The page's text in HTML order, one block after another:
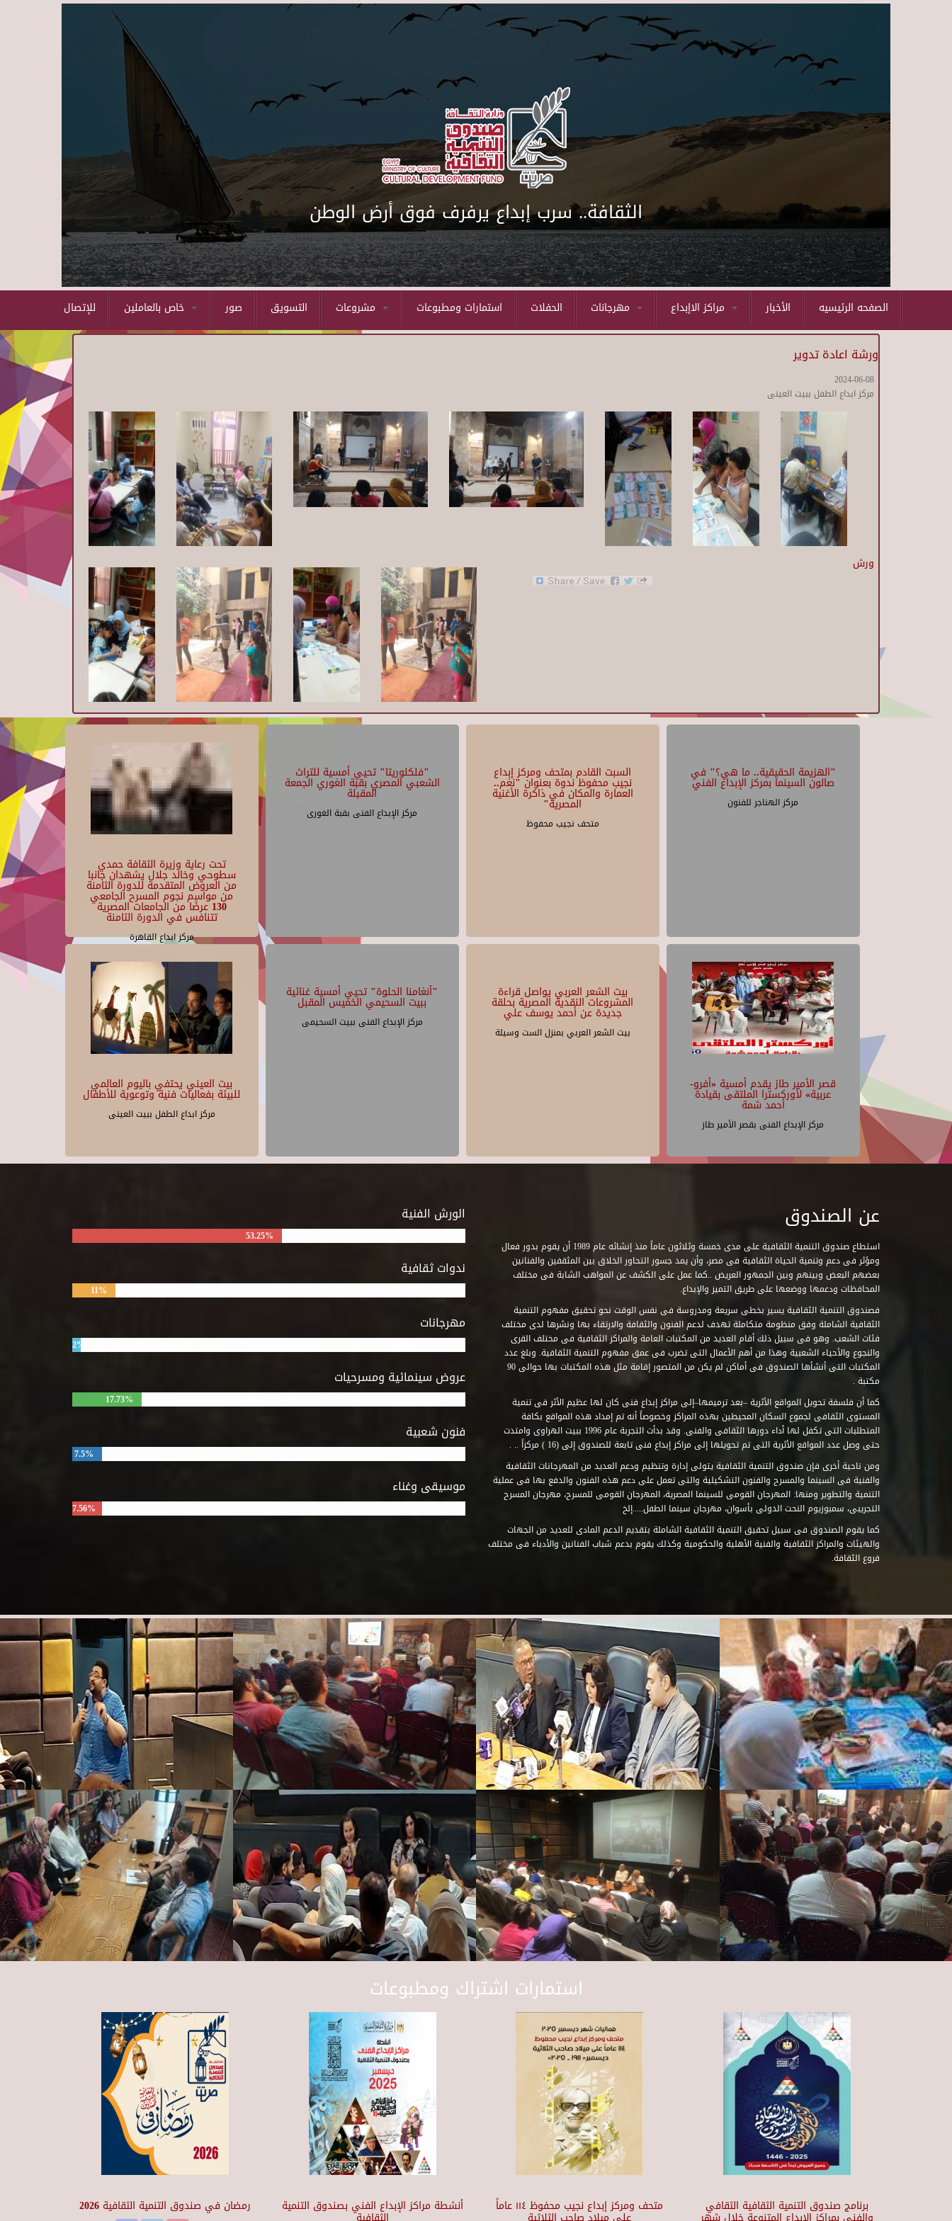
Skip to main content
الثقافة.. سرب إبداع يرفرف فوق أرض الوطن
للإتصال صور التسويق استمارات ومطبوعات الحفلات الأخبار الصفحه الرئيسيه
ورشة اعادة تدوير
2024-06-08
مركز ابداع الطفل ببيت العينى
ورش
تحت رعاية وزيرة الثقافة حمدي
سطوحي وخالد جلال يشهدان جانبا
من العروض المتقدمة للدورة الثامنة
من مواسم نجوم المسرح الجامعي
130 عرضًا من الجامعات المصرية
تتنافس في الدورة الثامنة
مركز ابداع القاهرة
"فلكلوريتا" تحيي أمسية للتراث
الشعبي المصري بقبة الغوري الجمعة
المقبلة
مركز الإبداع الفنى بقبة الغورى
السبت القادم بمتحف ومركز إبداع
نجيب محفوظ ندوة بعنوان "نغم..
العمارة والمكان في ذاكرة الأغنية
المصرية"
متحف نجيب محفوظ
"الهزيمة الحقيقية.. ما هي؟" في
صالون السينما بمركز الإبداع الفني
مركز الهناجر للفنون
بيت العيني يحتفي باليوم العالمي
للبيئة بفعاليات فنية وتوعوية للأطفال
مركز ابداع الطفل ببيت العينى
"أنغامنا الحلوة" تحيي أمسية غنائية
ببيت السحيمي الخميس المقبل
مركز الإبداع الفنى ببيت السحيمى
بيت الشعر العربي يواصل قراءة
المشروعات النقدية المصرية بحلقة
جديدة عن أحمد يوسف علي
بيت الشعر العربي بمنزل الست وسيلة
قصر الأمير طاز يقدم أمسية «أفرو-
عربية» لأوركسترا الملتقى بقيادة
أحمد شمة
مركز الإبداع الفنى بقصر الأمير طاز
الورش الفنية
53.25%
ندوات ثقافية
11%
مهرجانات
2%
عروض سينمائية ومسرحيات
17.73%
فنون شعبية
7.5%
موسيقى وغناء
7.56%
عن الصندوق
استطاع صندوق التنمية الثقافية على مدى خمسة وثلاثون عاماً منذ إنشائه عام 1989 أن يقوم بدور فعال
ومؤثر فى دعم وتنمية الحياة الثقافية فى مصر، وأن يمد جسور التحاور الخلاق بين المثقفين والفنانين
بعضهم البعض وبينهم وبين الجمهور العريض ..كما عمل على الكشف عن المواهب الشابة فى مختلف
المحافظات ودعمها ووضعها على طريق التميز والإبداع.
فصندوق التنمية الثقافية يسير بخطى سريعة ومدروسة فى نفس الوقت نحو تحقيق مفهوم التنمية
الثقافية الشاملة وفق منظومة متكاملة تهدف لدعم الفنون والثقافة والارتقاء بها ونشرها لدى مختلف
فئات الشعب. وهو فى سبيل ذلك أقام العديد من المكتبات العامة والمراكز الثقافية فى مختلف القرى
والنجوع والأحياء الشعبية وهذا من أهم الأعمال التى تضرب فى عمق مفهوم التنمية الثقافية. وبلغ عدد
المكتبات التى أنشأها الصندوق فى أماكن لم يكن من المتصور إقامة مثل هذه المكتبات بها حوالى 90
مكتبة .
كما أن فلسفة تحويل المواقع الأثرية –بعد ترميمها–إلى مراكز إبداع فنى كان لها عظيم الأثر فى تنمية
المستوى الثقافى لجموع السكان المحيطين بهذه المراكز وخصوصاً أنه تم إمداد هذه المواقع بكافة
المتطلبات التى تكفل لها أداء دورها الثقافى والفنى. وقد بدأت التجربة عام 1996 ببيت الهراوى وامتدت
حتى وصل عدد المواقع الأثرية التى تم تحويلها إلى مراكز إبداع فنى تابعة للصندوق إلى (16 ) مركزاً .. .
ومن ناحية أخرى فإن صندوق التنمية الثقافية يتولى إدارة وتنظيم ودعم العديد من المهرجانات الثقافية
والفنية فى السينما والمسرح والفنون التشكيلية والتى تعمل على دعم هذه الفنون والدفع بها فى عملية
التنمية والتطوير ومنها: المهرجان القومى للسينما المصرية، المهرجان القومى للمسرح، مهرجان المسرح
التجريبى، سمبوزيوم النحت الدولى بأسوان، مهرجان سينما الطفل.....إلخ
كما يقوم الصندوق فى سبيل تحقيق التنمية الثقافية الشاملة بتقديم الدعم المادى للعديد من الجهات
والهيئات والمراكز الثقافية والفنية الأهلية والحكومية وكذلك يقوم بدعم شباب الفنانين والأدباء فى مختلف
فروع الثقافة.
استمارات اشتراك ومطبوعات
رمضان في صندوق التنمية الثقافية 2026
أنشطة مراكز الإبداع الفني بصندوق التنمية متحف ومركز إبداع نجيب محفوظ ١١٤ عاماً برنامج صندوق التنمية الثقافية الثقافي